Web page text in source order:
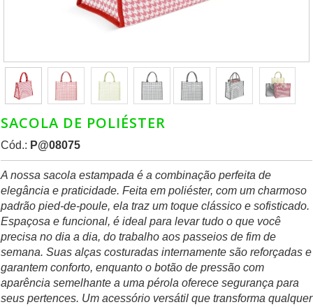
SACOLA DE POLIÉSTER
Cód.: P@08075
A nossa sacola estampada é a combinação perfeita de
elegância e praticidade. Feita em poliéster, com um charmoso
padrão pied-de-poule, ela traz um toque clássico e sofisticado.
Espaçosa e funcional, é ideal para levar tudo o que você
precisa no dia a dia, do trabalho aos passeios de fim de
semana. Suas alças costuradas internamente são reforçadas e
garantem conforto, enquanto o botão de pressão com
aparência semelhante a uma pérola oferece segurança para
seus pertences. Um acessório versátil que transforma qualquer